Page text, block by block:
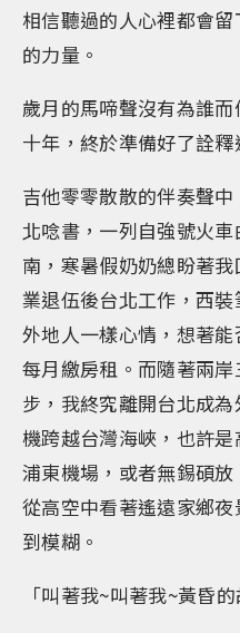
相信聽過的人心裡都會
的力量。
歲月的馬啼聲沒有為誰
十年，終於準備好了詮釋
吉他零零散散的伴奏聲
北唸書，一列自強號火
南，寒暑假奶奶總盼著
業退伍後台北工作，西
外地人一樣心情，想著
每月繳房租。而隨著兩
步，我終究離開台北成
機跨越台灣海峽，也許
浦東機場，或者無錫碩
從高空中看著遙遠家鄉
到模糊。
「叫著我~叫著我~黃昏